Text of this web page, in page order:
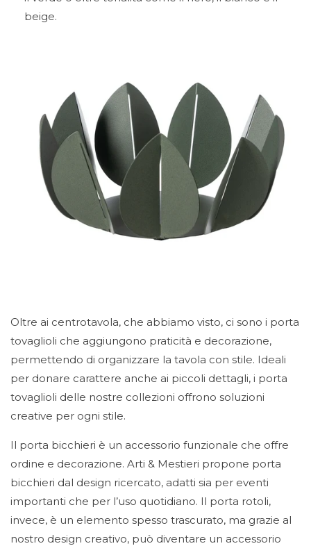
beige.
Oltre ai centrotavola, che abbiamo visto, ci sono i porta
tovaglioli che aggiungono praticità e decorazione,
permettendo di organizzare la tavola con stile. Ideali
per donare carattere anche ai piccoli dettagli, i porta
tovaglioli delle nostre collezioni offrono soluzioni
creative per ogni stile.
Il porta bicchieri è un accessorio funzionale che offre
ordine e decorazione. Arti & Mestieri propone porta
bicchieri dal design ricercato, adatti sia per eventi
importanti che per l’uso quotidiano. Il porta rotoli,
invece, è un elemento spesso trascurato, ma grazie al
nostro design creativo, può diventare un accessorio